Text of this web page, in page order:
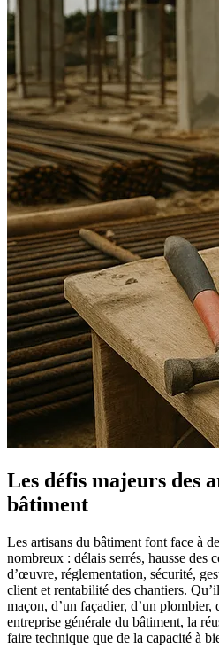
Les défis majeurs des
bâtiment
Les artisans du bâtiment font face à
nombreux : délais serrés, hausse des
d’œuvre, réglementation, sécurité,
client et rentabilité des chantiers.
maçon, d’un façadier, d’un plombier,
entreprise générale du bâtiment, la
faire technique que de la capacité à